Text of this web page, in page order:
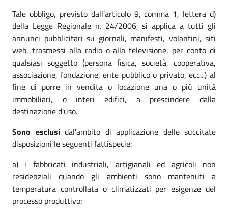
Tale obbligo, previsto dall'articolo 9, comma 1, lettera d)
della Legge Regionale n. 24/2006, si applica a tutti gli
annunci pubblicitari su giornali, manifesti, volantini, siti
web, trasmessi alla radio o alla televisione, per conto di
qualsiasi soggetto (persona fisica, società, cooperativa,
associazione, fondazione, ente pubblico o privato, ecc...) al
fine di porre in vendita o locazione una o più unità
immobiliari, o interi edifici, a prescindere dalla
destinazione d'uso.
Sono esclusidal'ambito di applicazione delle succitate
disposizioni le seguenti fattispecie:
a) i fabbricati industriali, artigianali ed agricoli non
residenziali quando gli ambienti sono mantenuti a
temperatura controllata o climatizzati per esigenze del
processo produttivo;